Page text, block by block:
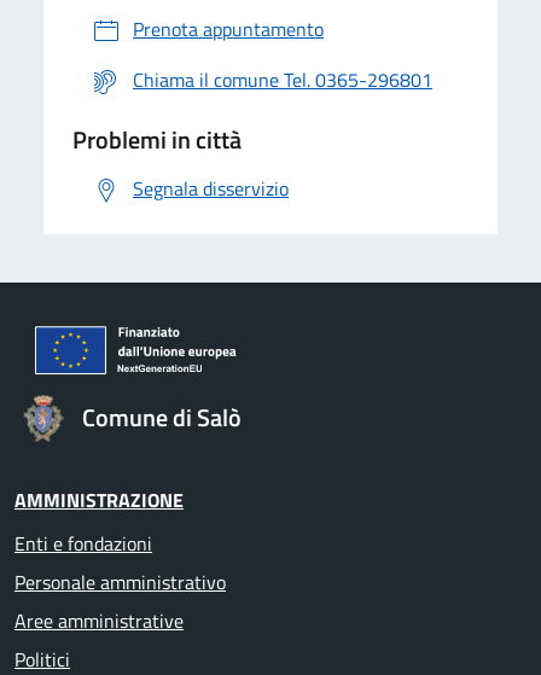
Prenota appuntamento
Chiama il comune Tel. 0365-296801
Problemi in città
Segnala disservizio
Comune di Salò
AMMINISTRAZIONE
Enti e fondazioni
Personale amministrativo
Aree amministrative
Politici